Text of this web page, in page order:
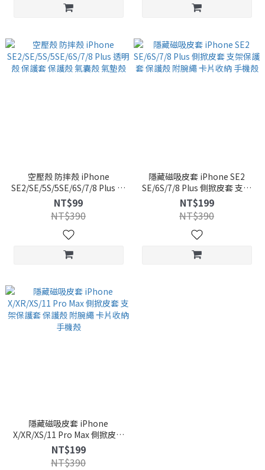
空壓殼 防摔殼 iPhone
SE2/SE/5S/5SE/6S/7/8 Plus 透
明殼 保護套 保護殼 氣囊殼 氣墊
殼
NT$99
NT$390
隱藏磁吸皮套 iPhone SE2
SE/6S/7/8 Plus 側掀皮套 支架
保護套 保護殼 附腕繩 卡片收納
手機殼
NT$199
NT$390
隱藏磁吸皮套 iPhone
X/XR/XS/11 Pro Max 側掀皮套
支架保護套 保護殼 附腕繩 卡片
收納 手機殼
NT$199
NT$390